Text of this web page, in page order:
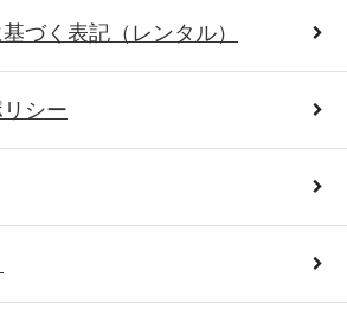
づく表記（レンタル）
シー